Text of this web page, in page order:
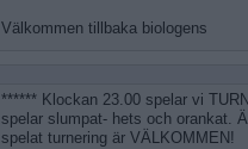
Välkommen tillbaka biologens
****** Klockan 23.00 spelar vi
spelar slumpat- hets och orankat.
spelat turnering är VÄLKOMMEN!